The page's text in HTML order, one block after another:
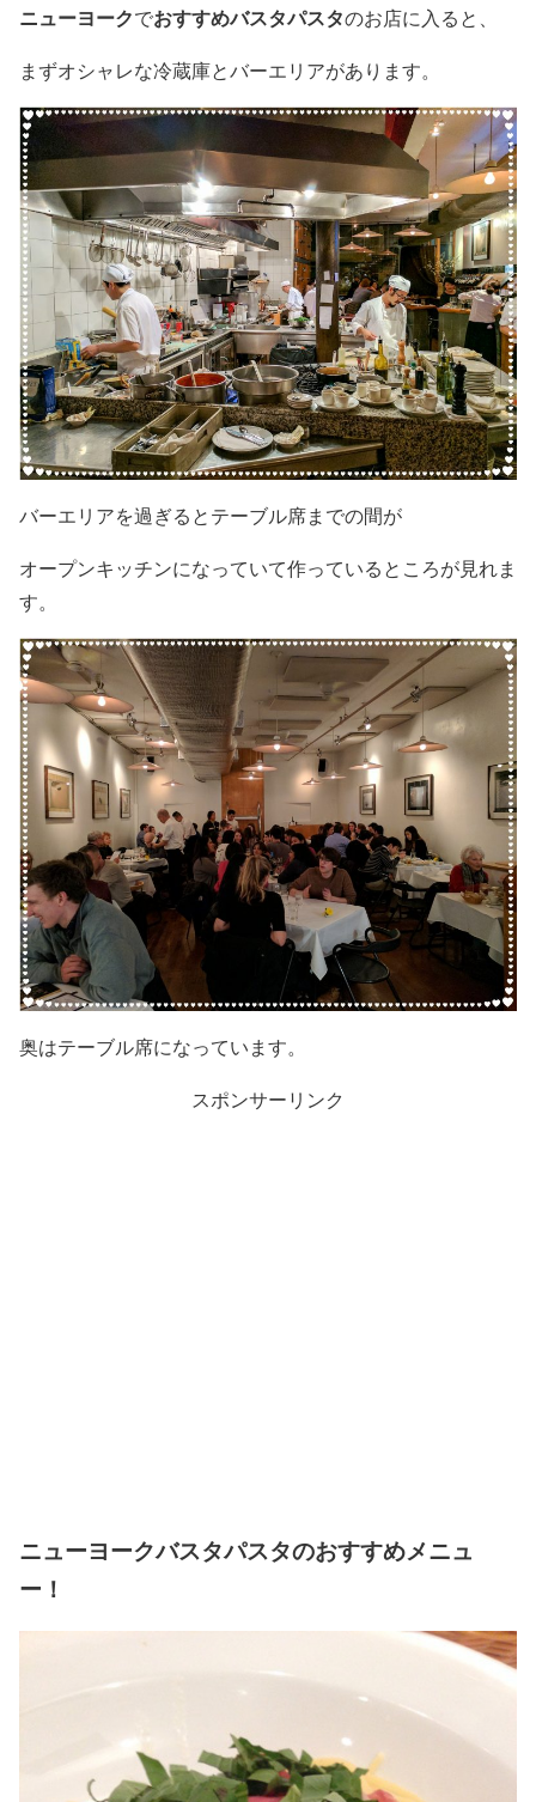
ニューヨークでおすすめバスタパスタのお店に入ると、
まずオシャレな冷蔵庫とバーエリアがあります。
バーエリアを過ぎるとテーブル席までの間が
オープンキッチンになっていて作っているところが見れま
す。
奥はテーブル席になっています。
スポンサーリンク
ニューヨークバスタパスタのおすすめメニュ
ー！